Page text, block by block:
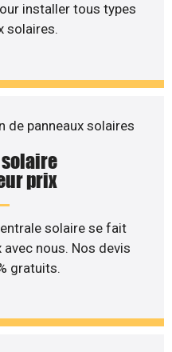
installer tous types
solaires.
prix
solaire se fait
nous. Nos devis
gratuits.